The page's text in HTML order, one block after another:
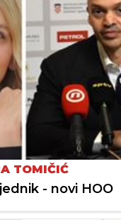
TOMIČIĆ
- novi HOO